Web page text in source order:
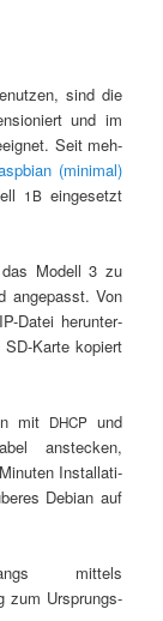
sind die
und im
Seit meh­
(mini­mal)
1B ein­ge­setzt
Modell 3 zu
ange­passt. Von
Datei her­un­ter­
Kar­te kopiert
mit DHCPund
anste­cken,
Instal­la­ti­
Debi­an auf
mit­tels
zum Ursprungs­